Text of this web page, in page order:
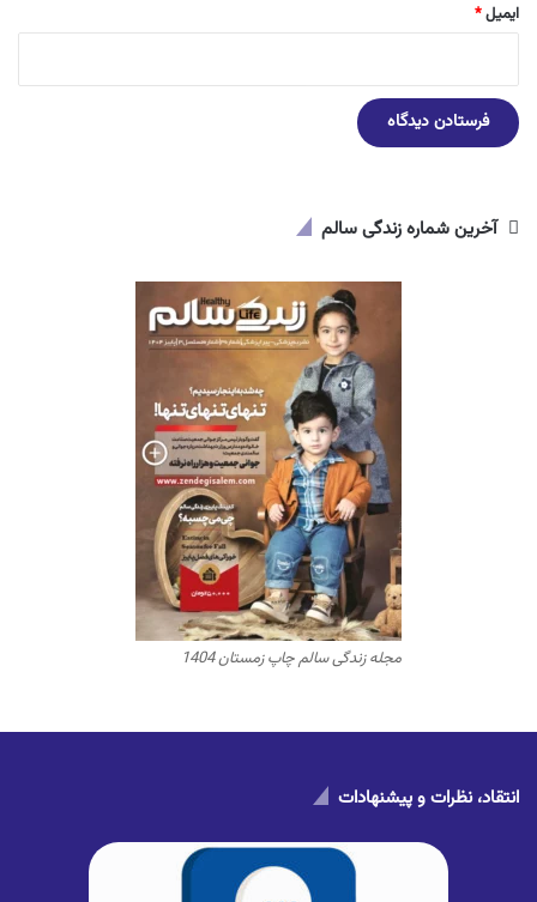
ایمیل*
آخرین شماره زندگی سالم
مجله زندگی سالم چاپ زمستان 1404
انتقاد، نظرات و پیشنهادات